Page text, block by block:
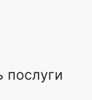
послуги